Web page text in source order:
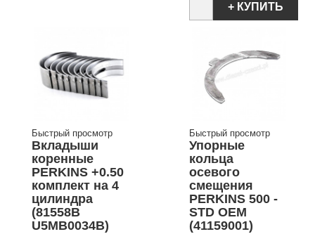
+ КУПИТЬ
Быстрый просмотр
Вкладыши
коренные
PERKINS +0.50
комплект на 4
цилиндра
(81558B
U5MB0034B)
Быстрый просмотр
Упорные
кольца
осевого
смещения
PERKINS 500 -
STD OEM
(41159001)